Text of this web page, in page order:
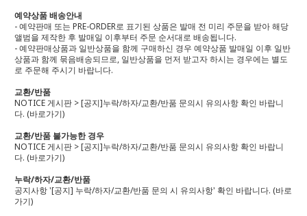
예약상품 배송안내
- 예약판매 또는 PRE-ORDER로 표기된 상품은 발매 전 미리 주문을 받아 해당
앨범을 제작한 후 발매일 이후부터 주문 순서대로 배송됩니다.
- 예약판매상품과 일반상품을 함께 구매하신 경우 예약상품 발매일 이후 일반
상품과 함께 묶음배송되므로, 일반상품을 먼저 받고자 하시는 경우에는 별도
로 주문해 주시기 바랍니다.
교환/반품
NOTICE 게시판 > [공지]누락/하자/교환/반품 문의시 유의사항 확인 바랍니
다. (바로가기)
교환/반품 불가능한 경우
NOTICE 게시판 > [공지]누락/하자/교환/반품 문의시 유의사항 확인 바랍니
다. (바로가기)
누락/하자/교환/반품
공지사항 '[공지] 누락/하자/교환/반품 문의 시 유의사항' 확인 바랍니다. (바로
가기)